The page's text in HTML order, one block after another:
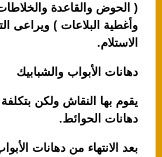
( الحوض والقاعدة
وأغطية البلاعات ) ويراعى
الاستلام.
دهانات الأبواب والشبابيك
يقوم بها النقاش ولكن
دهانات الحوائط.
بعد الانتهاء من دهانات